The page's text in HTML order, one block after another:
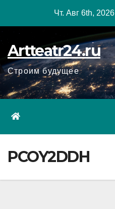
Чт. Авг 6th, 2026
Artteatr24.ru
Строим будущее
PCOY2DDH